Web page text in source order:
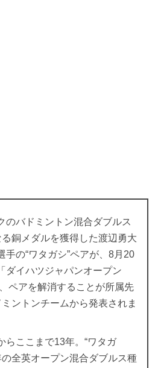
のバドミントン混合ダブルス
銅メダルを獲得した渡辺勇大
手の“ワタガシ”ペアが、8月20
ダイハツジャパンオープン
ペアを解消することが所属先
ントンチームから発表されま
らここまで13年。“ワタガ
の全英オープン混合ダブルス種